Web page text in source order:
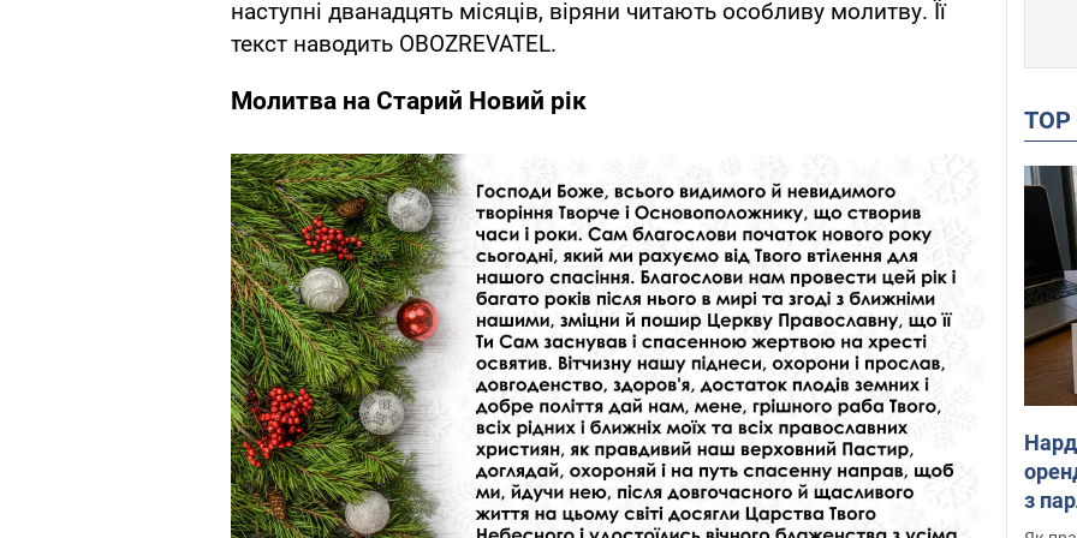
наступні дванадцять місяців, віряни читають особливу молитву. Її
текст наводить OBOZREVATEL.
Молитва на Старий Новий рік
з
де